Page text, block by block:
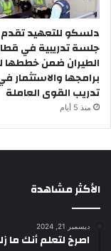
جلسة تدريبية في
الطيران ضمن خططها
برامجها والاستثمار
تدريب القوى العاملة
منذ 5 أيام
الأكثر مشاهدة
ديسمبر 21, 2024
‫اصرخ لتعلم أنك ما